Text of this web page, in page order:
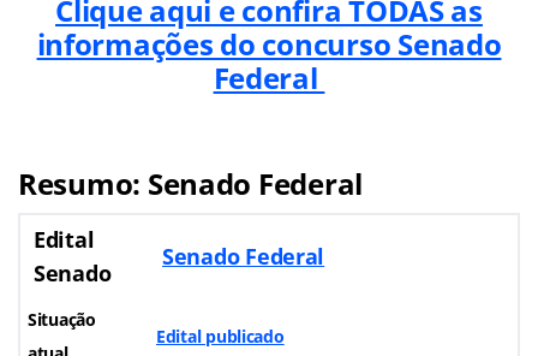
Clique aqui e confira TODAS as
informações do concurso Senado
Federal
Resumo: Senado Federal
Edital
Senado
Senado Federal
Situação
Edital publicado